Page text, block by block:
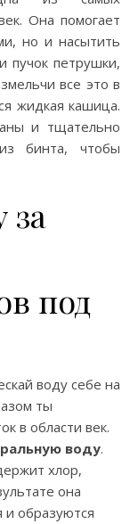
Она помогает
но и насытить
пучок петрушки,
все это в
жидкая кашица.
и тщательно
бинта, чтобы
за
под
воду себе на
ты
в области век.
воду.
хлор,
она
и образуются